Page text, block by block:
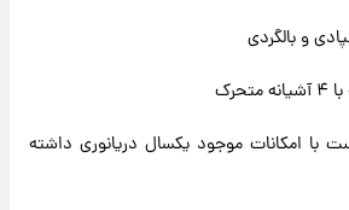
با امکانات موجود یکسال دریانوری داشته